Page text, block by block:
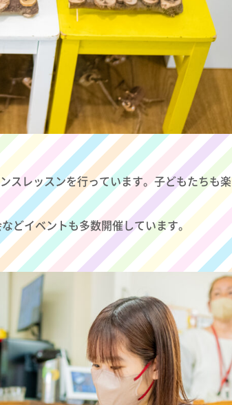
スレッスンを行っています。子どもたちも楽
どイベントも多数開催しています。